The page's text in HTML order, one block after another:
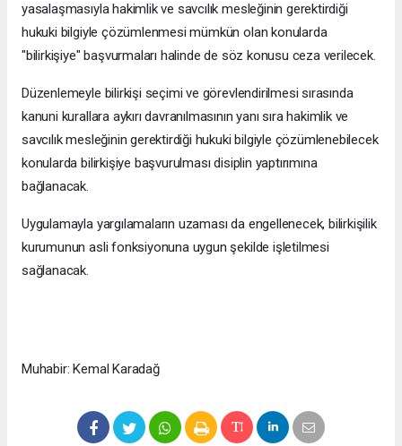
yasalaşmasıyla hakimlik ve savcılık mesleğinin gerektirdiği
hukuki bilgiyle çözümlenmesi mümkün olan konularda
"bilirkişiye" başvurmaları halinde de söz konusu ceza verilecek.
Düzenlemeyle bilirkişi seçimi ve görevlendirilmesi sırasında
kanuni kurallara aykırı davranılmasının yanı sıra hakimlik ve
savcılık mesleğinin gerektirdiği hukuki bilgiyle çözümlenebilecek
konularda bilirkişiye başvurulması disiplin yaptırımına
bağlanacak.
Uygulamayla yargılamaların uzaması da engellenecek, bilirkişilik
kurumunun asli fonksiyonuna uygun şekilde işletilmesi
sağlanacak.
Muhabir: Kemal Karadağ